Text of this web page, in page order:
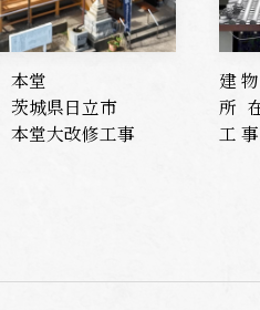
本堂
茨城県日立市
本堂大改修工事
建
所
工